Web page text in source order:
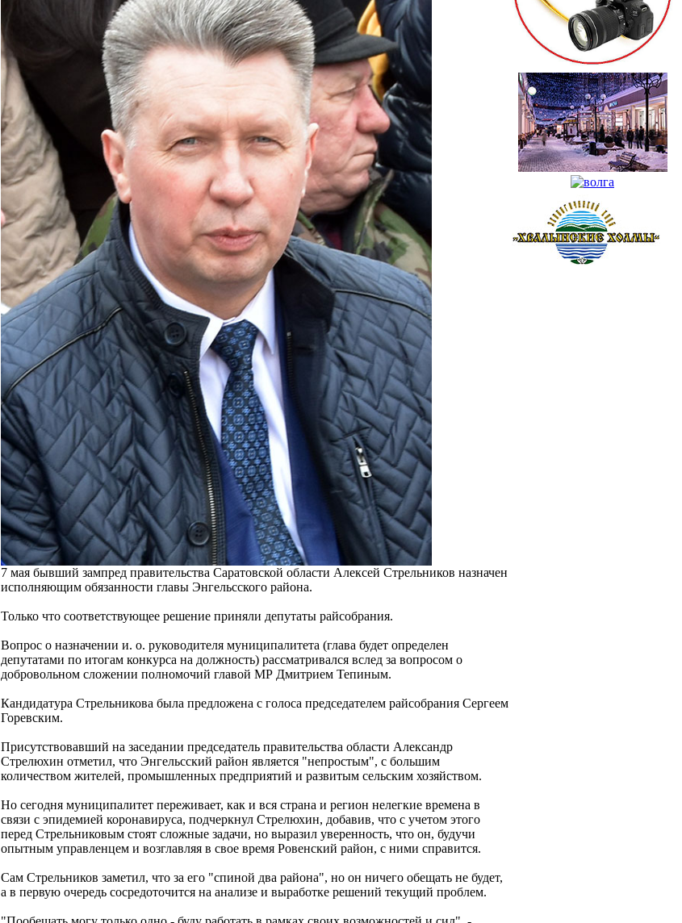
7 мая бывший зампред правительства Саратовской области Алексей Стрельников назначен
исполняющим обязанности главы Энгельсского района.
Только что соответствующее решение приняли депутаты райсобрания.
Вопрос о назначении и. о. руководителя муниципалитета (глава будет определен
депутатами по итогам конкурса на должность) рассматривался вслед за вопросом о
добровольном сложении полномочий главой МР Дмитрием Тепиным.
Кандидатура Стрельникова была предложена с голоса председателем райсобрания Сергеем
Горевским.
Присутствовавший на заседании председатель правительства области Александр
Стрелюхин отметил, что Энгельсский район является "непростым", с большим
количеством жителей, промышленных предприятий и развитым сельским хозяйством.
Но сегодня муниципалитет переживает, как и вся страна и регион нелегкие времена в
связи с эпидемией коронавируса, подчеркнул Стрелюхин, добавив, что с учетом этого
перед Стрельниковым стоят сложные задачи, но выразил уверенность, что он, будучи
опытным управленцем и возглавляя в свое время Ровенский район, с ними справится.
Сам Стрельников заметил, что за его "спиной два района", но он ничего обещать не будет,
а в первую очередь сосредоточится на анализе и выработке решений текущий проблем.